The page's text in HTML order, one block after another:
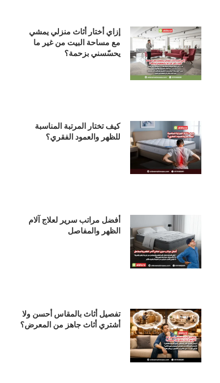
إزاي أختار أثاث منزلي يمشي
مع مساحة البيت من غير ما
يحسّسني بزحمة؟
كيف تختار المرتبة المناسبة
للظهر والعمود الفقري؟
أفضل مراتب سرير لعلاج آلام
الظهر والمفاصل
تفصيل أثاث بالمقاس أحسن ولا
أشتري أثاث جاهز من المعرض؟